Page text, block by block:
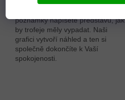
poznámky napíšete představu, jak
by trofeje měly vypadat. Naši
grafici vytvoří náhled a ten si
společně dokončíte k Vaší
spokojenosti.